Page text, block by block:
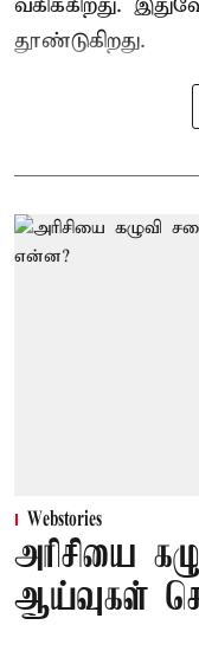
தூண்டுகிறது.
Webstories
அரிசியை
ஆய்வுகள்